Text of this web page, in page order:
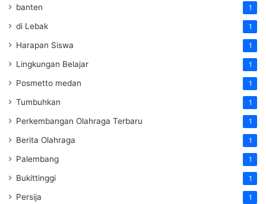
banten 1
di Lebak 1
Harapan Siswa 1
Lingkungan Belajar 1
Posmetto medan 1
Tumbuhkan 1
Perkembangan Olahraga Terbaru 1
Berita Olahraga 1
Palembang 1
Bukittinggi 1
Persija 1